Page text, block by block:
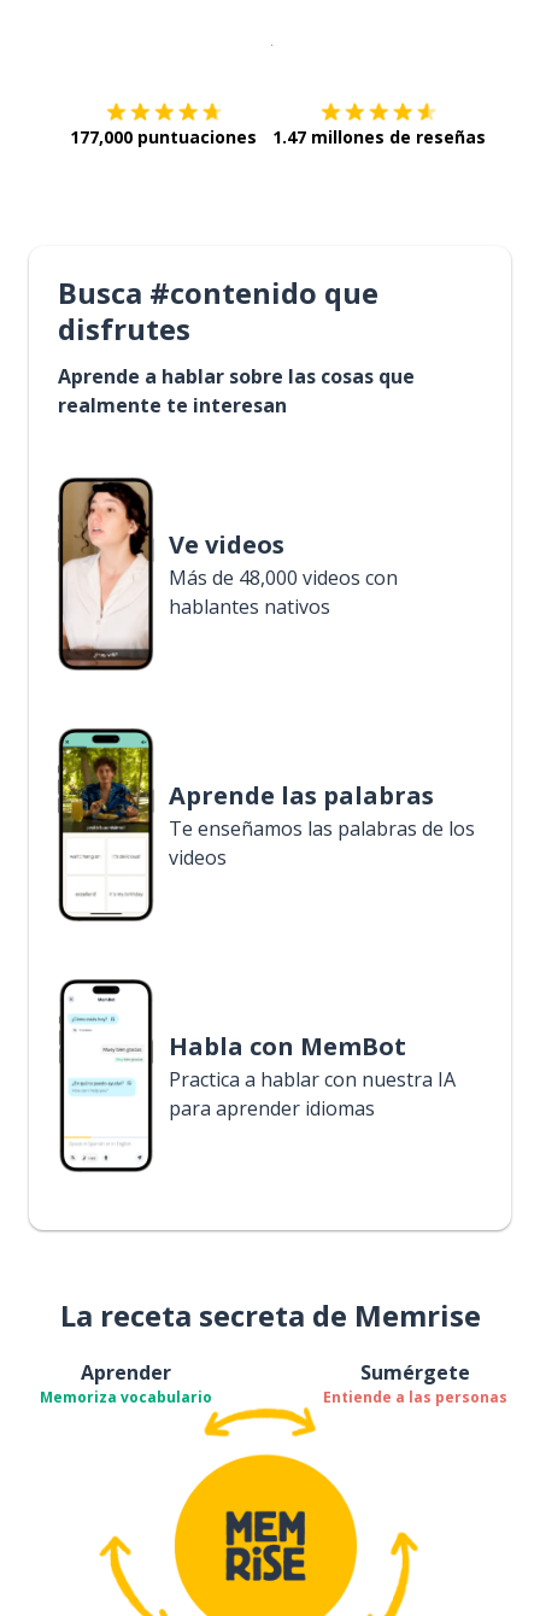
177,000 puntuaciones 1.47 millones de reseñas
Busca #contenido que
disfrutes
Aprende a hablar sobre las cosas que
realmente te interesan
Ve videos
Más de 48,000 videos con
hablantes nativos
Aprende las palabras
Te enseñamos las palabras de los
videos
Habla con MemBot
Practica a hablar con nuestra IA
para aprender idiomas
La receta secreta de Memrise
Aprender
Memoriza vocabulario
Sumérgete
Entiende a las personas